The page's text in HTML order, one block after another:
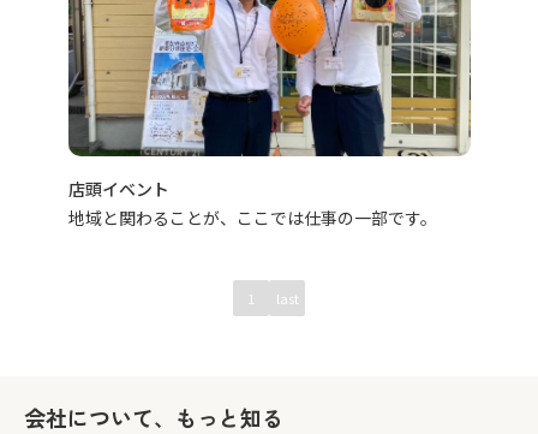
店頭イベント
地域と関わることが、ここでは仕事の一部です。
1 last
会社について、もっと知る